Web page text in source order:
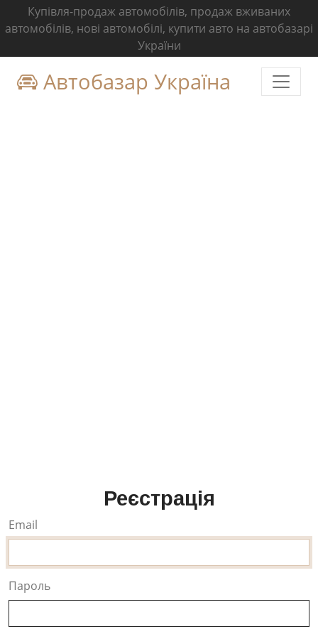
Купівля-продаж автомобілів, продаж вживаних
автомобілів, нові автомобілі, купити авто на автобазарі
України
Автобазар Україна
Реєстрація
Email
Пароль